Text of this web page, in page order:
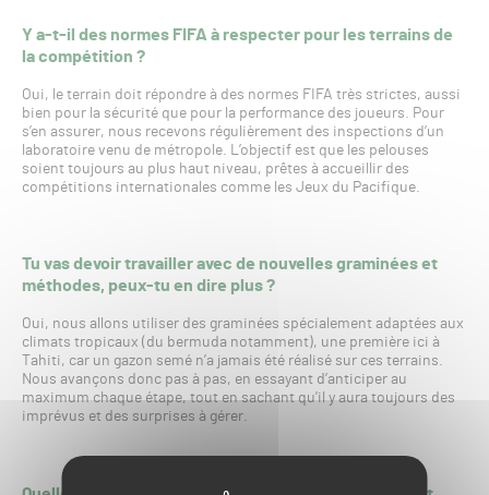
Y a-t-il des normes FIFA à respecter pour les terrains de
la compétition ?
Oui, le terrain doit répondre à des normes FIFA très strictes, aussi
bien pour la sécurité que pour la performance des joueurs. Pour
s’en assurer, nous recevons régulièrement des inspections d’un
laboratoire venu de métropole. L’objectif est que les pelouses
soient toujours au plus haut niveau, prêtes à accueillir des
compétitions internationales comme les Jeux du Pacifique.
Tu vas devoir travailler avec de nouvelles graminées et
méthodes, peux-tu en dire plus ?
Oui, nous allons utiliser des graminées spécialement adaptées aux
climats tropicaux (du bermuda notamment), une première ici à
Tahiti, car un gazon semé n’a jamais été réalisé sur ces terrains.
Nous avançons donc pas à pas, en essayant d’anticiper au
maximum chaque étape, tout en sachant qu’il y aura toujours des
imprévus et des surprises à gérer.